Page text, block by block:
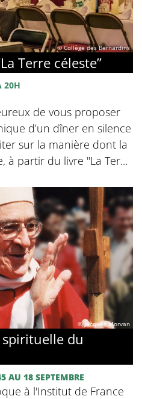
© Collège des Bernardins
Terre céleste”
20H
de vous proposer
d’un dîner en silence
sur la manière dont la
à partir du livre "La Ter...
© Jacques Morvan
du
AU 18 SEPTEMBRE
à l'Institut de France